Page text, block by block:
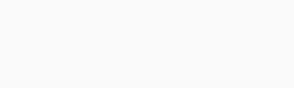
Twitter
LinkedIn
global.social-whatsapp